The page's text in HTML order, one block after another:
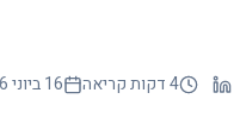
4 דקות קריאה 16 ביוני 2026